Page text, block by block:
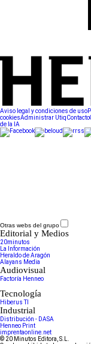
Aviso legal y condiciones de uso
cookiesAdministrar UtiqContacto
de la IA
Otras webs del grupo
Editorial y Medios
20minutos
La Información
Heraldo de Aragón
Alayans Media
Audiovisual
Factoría Henneo
Tecnología
Hiberus TI
Industrial
Distribución - DASA
Henneo Print
imprentaonline.net
© 20 Minutos Editora, S.L.